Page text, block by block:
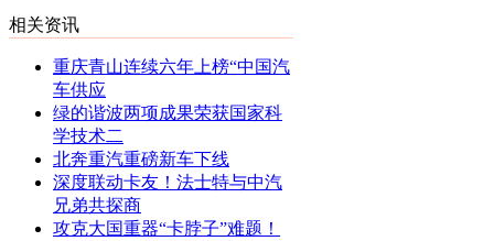
相关资讯
重庆青山连续六年上榜“中国汽
车供应
绿的谐波两项成果荣获国家科
学技术二
北奔重汽重磅新车下线
深度联动卡友！法士特与中汽
兄弟共探商
攻克大国重器“卡脖子”难题！